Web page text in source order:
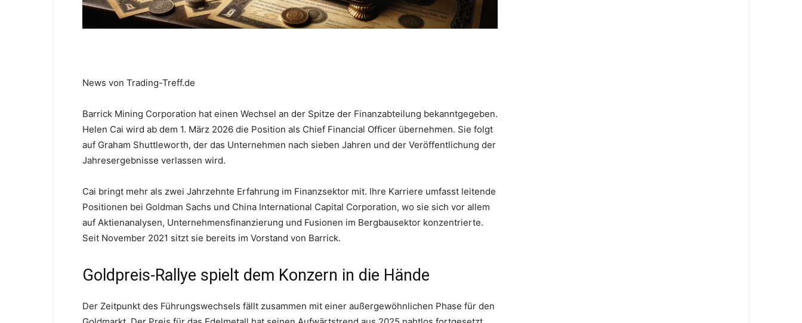
News von Trading-Treff.de
Barrick Mining Corporation hat einen Wechsel an der Spitze der Finanzabteilung bekanntgegeben.
Helen Cai wird ab dem 1. März 2026 die Position als Chief Financial Officer übernehmen. Sie folgt
auf Graham Shuttleworth, der das Unternehmen nach sieben Jahren und der Veröffentlichung der
Jahresergebnisse verlassen wird.
Cai bringt mehr als zwei Jahrzehnte Erfahrung im Finanzsektor mit. Ihre Karriere umfasst leitende
Positionen bei Goldman Sachs und China International Capital Corporation, wo sie sich vor allem
auf Aktienanalysen, Unternehmensfinanzierung und Fusionen im Bergbausektor konzentrierte.
Seit November 2021 sitzt sie bereits im Vorstand von Barrick.
Goldpreis-Rallye spielt dem Konzern in die Hände
Der Zeitpunkt des Führungswechsels fällt zusammen mit einer außergewöhnlichen Phase für den